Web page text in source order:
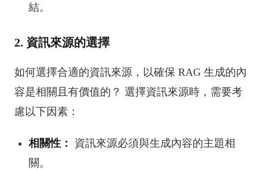
結。
2. 資訊來源的選擇
如何選擇合適的資訊來源，以確保 RAG 生成的內
容是相關且有價值的？ 選擇資訊來源時，需要考
慮以下因素：
相關性：
資訊來源必須與生成內容的主題相
關。